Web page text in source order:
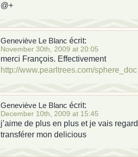
@+
Geneviève Le Blanc écrit:
November 30th, 2009 at 20:05
merci François. Effectivement
http://www.pearltrees.com/sphere_doc
Geneviève Le Blanc écrit:
December 10th, 2009 at 15:45
j’aime de plus en plus et je vais
transférer mon delicious